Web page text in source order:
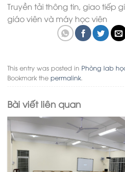
Truyền tải thông tin, giao tiếp
giáo viên và máy học viên
This entry was posted in Phòng lab
Bookmark the permalink
Bài viết liên quan